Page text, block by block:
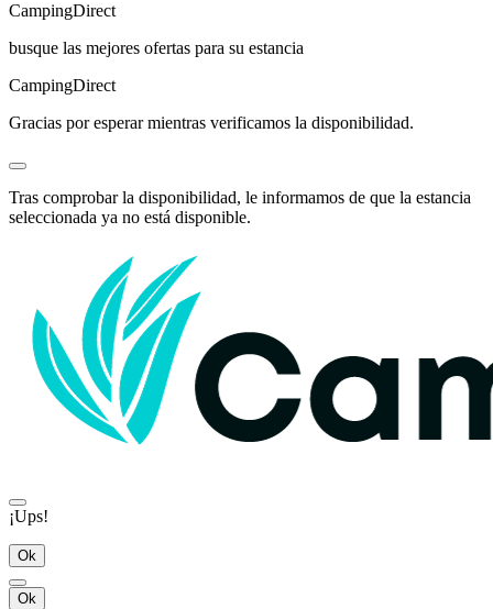
CampingDirect
busque las mejores ofertas para su estancia
CampingDirect
Gracias por esperar mientras verificamos la disponibilidad.
Tras comprobar la disponibilidad, le informamos de que la estancia
seleccionada ya no está disponible.
¡Ups!
Ok
Ok